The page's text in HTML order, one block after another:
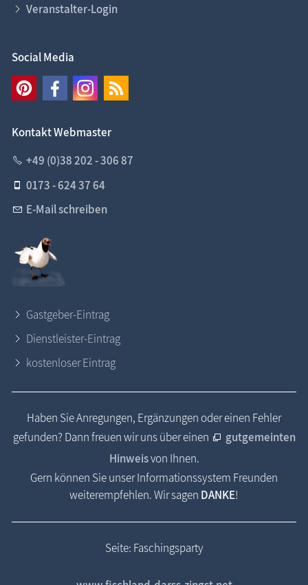
Veranstalter-Login
Social Media
Kontakt Webmaster
+49 (0)38 202 - 306 87
0173 - 624 37 64
E-Mail schreiben
Gastgeber-Eintrag
Dienstleister-Eintrag
kostenloser Eintrag
Haben Sie Anregungen, Ergänzungen oder einen Fehler
gefunden? Dann freuen wir uns über einen
gutgemeinten
Hinweisvon Ihnen.
Gern können Sie unser Informationssystem Freunden
weiterempfehlen. Wir sagen DANKE!
Seite: Faschingsparty